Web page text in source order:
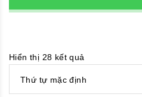
Hiển thị 28 kết quả
Thứ tự mặc định